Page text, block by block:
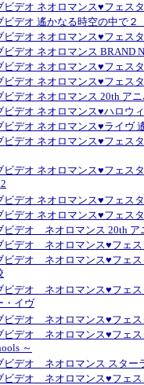
ビデオ ネオロマンス♥フェス
ビデオ 遙かなる時空の中で
ビデオ ネオロマンス♥フェス
ビデオ ネオロマンス BRAND
ビデオ ネオロマンス♥フェス
ビデオ ネオロマンス♥フェス
ビデオ ネオロマンス 20th ア
ビデオ ネオロマンス♥ハロウ
ビデオ ネオロマンス♥ライヴ
ビデオ ネオロマンス♥フェス
ビデオ ネオロマンス♥フェス
ビデオ ネオロマンス♥フェス
ビデオ ネオロマンス♥フェス
ビデオ ネオロマンス 20th ア
ビデオ ネオロマンス♥フェ
ビデオ ネオロマンス♥フェ
ビデオ ネオロマンス♥フェ
・イヴ
ビデオ ネオロマンス♥フェ
ビデオ ネオロマンス♥フェ
～
ビデオ ネオロマンス スター
ビデオ ネオロマンス♥フェ